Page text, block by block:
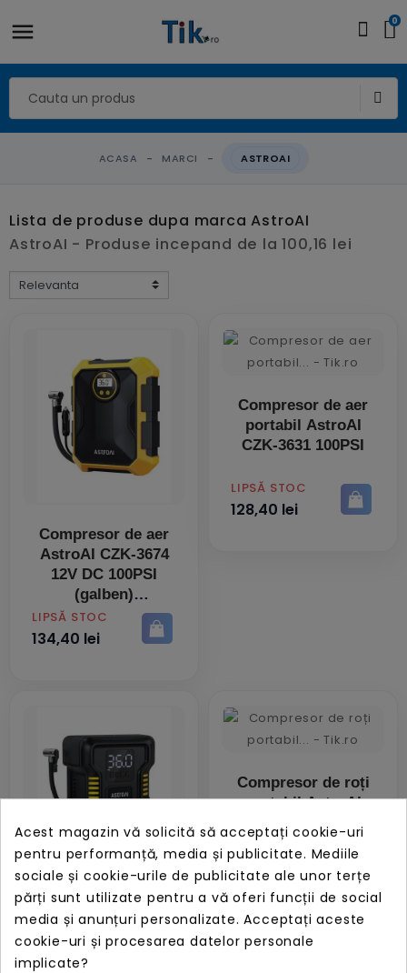
0
ACASA MARCI ASTROAI
Lista de produse dupa marca AstroAI
AstroAI - Produse incepand de la 100,16 lei
Compresor de aer
AstroAI CZK-3674
12V DC 100PSI
(galben)
PRET
LIPSĂ STOC
134,40 lei
Compresor de aer
portabil AstroAI
CZK-3631 100PSI
PRET
LIPSĂ STOC
128,40 lei
Compresor de aer
portabil AstroAi
JY21P160-12 150P
Compresor de roți
portabil AstroAI
12V DC/110V AC
PRET
285,59 lei
Acest magazin vă solicită să acceptați cookie-uri
pentru performanță, media și publicitate. Mediile
sociale și cookie-urile de publicitate ale unor terțe
părți sunt utilizate pentru a vă oferi funcții de social
media și anunțuri personalizate. Acceptați aceste
cookie-uri și procesarea datelor personale
implicate?